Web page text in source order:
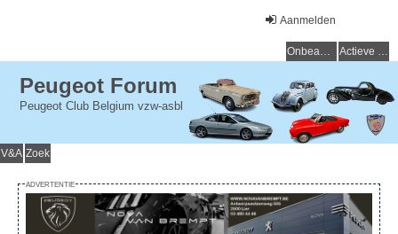
Aanmelden
Onbeantwoorde onderwerpen Actieve onderwerpen
Peugeot Forum
Peugeot Club Belgium vzw-asbl
V&A Zoek
ADVERTENTIE